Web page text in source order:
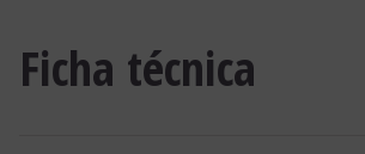
Ficha técnica